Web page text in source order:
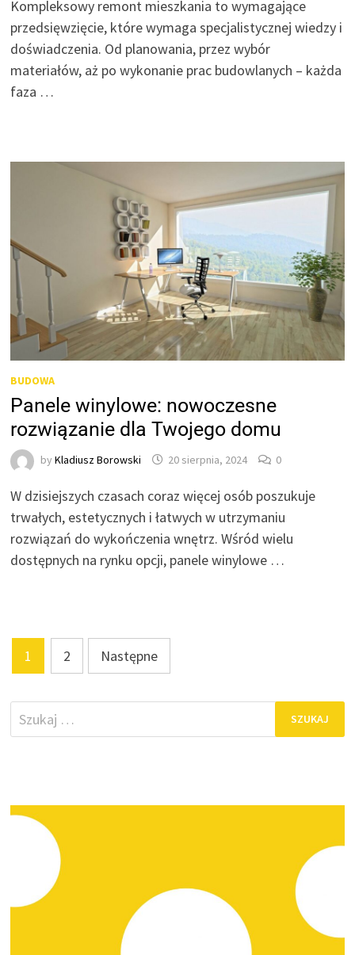
Kompleksowy remont mieszkania to wymagające
przedsięwzięcie, które wymaga specjalistycznej wiedzy i
doświadczenia. Od planowania, przez wybór
materiałów, aż po wykonanie prac budowlanych – każda
faza …
BUDOWA
Panele winylowe: nowoczesne
rozwiązanie dla Twojego domu
byKladiusz Borowski 20 sierpnia, 2024 0
W dzisiejszych czasach coraz więcej osób poszukuje
trwałych, estetycznych i łatwych w utrzymaniu
rozwiązań do wykończenia wnętrz. Wśród wielu
dostępnych na rynku opcji, panele winylowe …
Stronicowanie
wpisów
1 2 Następne
Szukaj: